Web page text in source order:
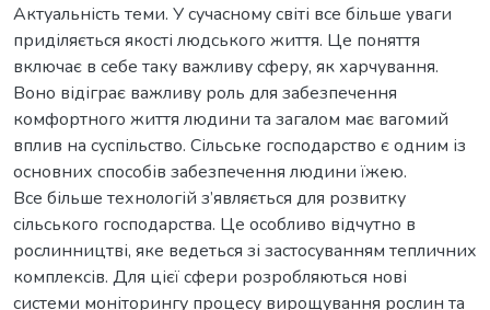
Актуальність теми. У сучасному світі все більше уваги
приділяється якості людського життя. Це поняття
включає в себе таку важливу сферу, як харчування.
Воно відіграє важливу роль для забезпечення
комфортного життя людини та загалом має вагомий
вплив на суспільство. Сільське господарство є одним із
основних способів забезпечення людини їжею.
Все більше технологій з’являється для розвитку
сільського господарства. Це особливо відчутно в
рослинництві, яке ведеться зі застосуванням тепличних
комплексів. Для цієї сфери розробляються нові
системи моніторингу процесу вирощування рослин та